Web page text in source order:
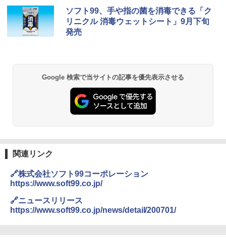
ソフト99、手や指の菌を消毒できる「ク
リニクル 消毒ウェットシート」9月下旬
発売
Google 検索で当サイトの記事を優先表示させる
関連リンク
🔗株式会社ソフト99コーポレーション
https://www.soft99.co.jp/
🔗ニュースリリース
https://www.soft99.co.jp/news/detail/200701/